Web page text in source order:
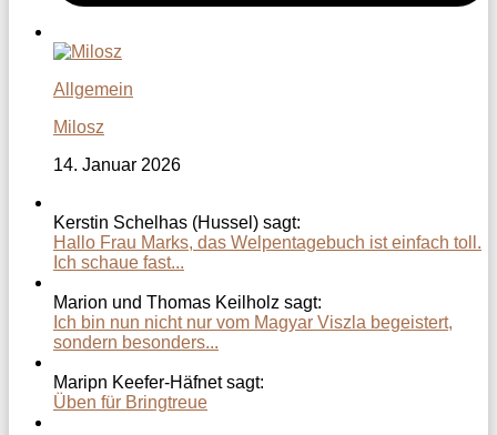
Allgemein
Milosz
14. Januar 2026
Kerstin Schelhas (Hussel) sagt:
Hallo Frau Marks, das Welpentagebuch ist einfach toll.
Ich schaue fast...
Marion und Thomas Keilholz sagt:
Ich bin nun nicht nur vom Magyar Viszla begeistert,
sondern besonders...
Maripn Keefer-Häfnet sagt:
Üben für Bringtreue